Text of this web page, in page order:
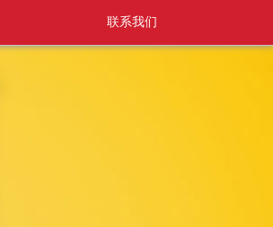
联系我们